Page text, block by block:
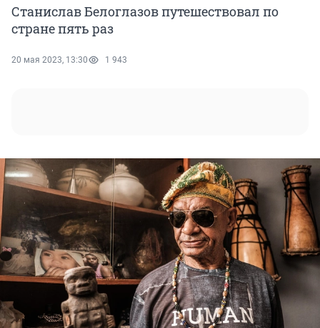
Станислав Белоглазов путешествовал по
стране пять раз
20 мая 2023, 13:30 1 943